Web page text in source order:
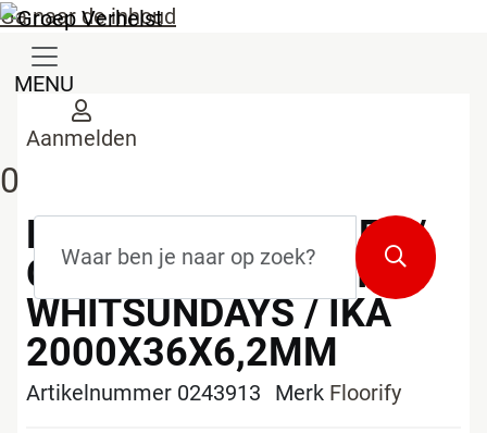
Ga naar de inhoud
MENU
Aanmelden
0
Zoeken
FLOORIFY T-PROFIEL /
OVERGANGSPROFIEL
WHITSUNDAYS / IKA
2000X36X6,2MM
Artikelnummer 0243913 Merk Floorify